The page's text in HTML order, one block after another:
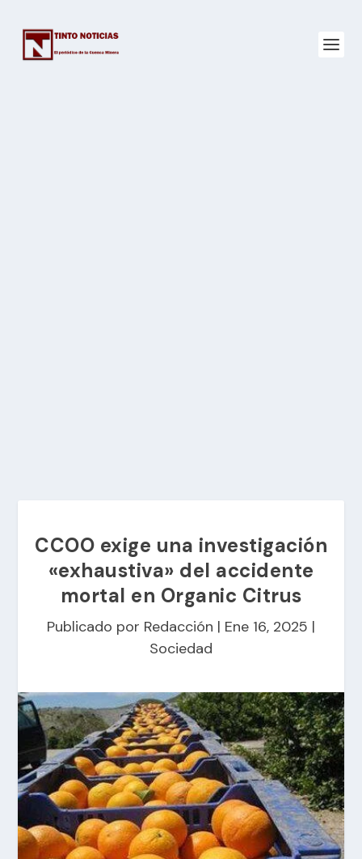
CCOO exige una investigación
«exhaustiva» del accidente
mortal en Organic Citrus
Publicado por Redacción | Ene 16, 2025 |
Sociedad